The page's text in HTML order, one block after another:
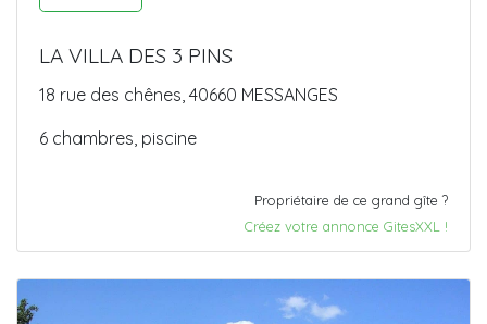
LA VILLA DES 3 PINS
18 rue des chênes, 40660 MESSANGES
6 chambres, piscine
Propriétaire de ce grand gîte ?
Créez votre annonce GitesXXL !